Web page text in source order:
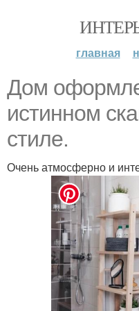
главная
Дом
истинном
стиле.
Очень атмосферно и